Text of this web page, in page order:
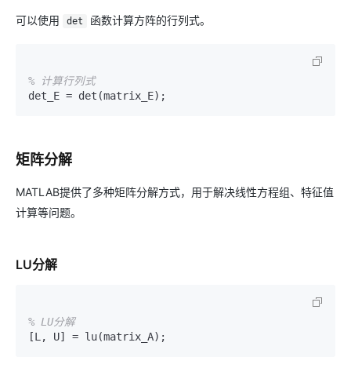
可以使用 det 函数计算方阵的行列式。
% 计算行列式
矩阵分解
MATLAB提供了多种矩阵分解方式，用于解决线性方程组、特征值
计算等问题。
LU分解
% LU分解